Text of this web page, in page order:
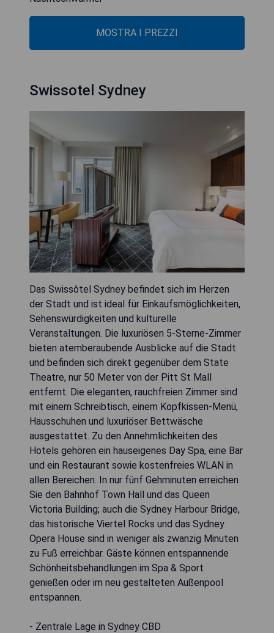
MOSTRA I PREZZI
Swissotel Sydney
Das Swissôtel Sydney befindet sich im Herzen
der Stadt und ist ideal für Einkaufsmöglichkeiten,
Sehenswürdigkeiten und kulturelle
Veranstaltungen. Die luxuriösen 5-Sterne-Zimmer
bieten atemberaubende Ausblicke auf die Stadt
und befinden sich direkt gegenüber dem State
Theatre, nur 50 Meter von der Pitt St Mall
entfernt. Die eleganten, rauchfreien Zimmer sind
mit einem Schreibtisch, einem Kopfkissen-Menü,
Hausschuhen und luxuriöser Bettwäsche
ausgestattet. Zu den Annehmlichkeiten des
Hotels gehören ein hauseigenes Day Spa, eine Bar
und ein Restaurant sowie kostenfreies WLAN in
allen Bereichen. In nur fünf Gehminuten erreichen
Sie den Bahnhof Town Hall und das Queen
Victoria Building; auch die Sydney Harbour Bridge,
das historische Viertel Rocks und das Sydney
Opera House sind in weniger als zwanzig Minuten
zu Fuß erreichbar. Gäste können entspannende
Schönheitsbehandlungen im Spa & Sport
genießen oder im neu gestalteten Außenpool
entspannen.
- Zentrale Lage in Sydney CBD